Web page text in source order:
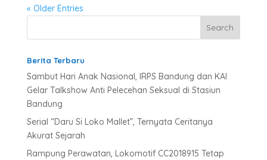
« Older Entries
Berita Terbaru
Sambut Hari Anak Nasional, IRPS Bandung dan KAI
Gelar Talkshow Anti Pelecehan Seksual di Stasiun
Bandung
Serial “Daru Si Loko Mallet”, Ternyata Ceritanya
Akurat Sejarah
Rampung Perawatan, Lokomotif CC2018915 Tetap